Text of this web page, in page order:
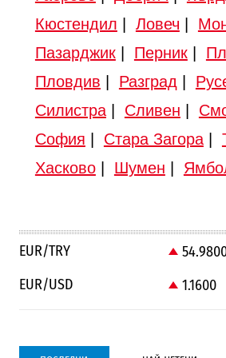
Кюстендил
Ловеч
Пазарджик| Перник|
Пловдив
Разград
Силистра| Сливен
София
Стара Загора|
Хасково| Шумен
EUR/TRY
EUR/USD
1.1600